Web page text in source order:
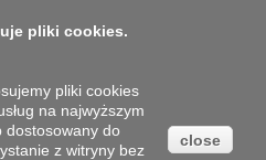
pliki cookies.
pliki cookies
na najwyższym
dostosowany do
z witryny bez
close